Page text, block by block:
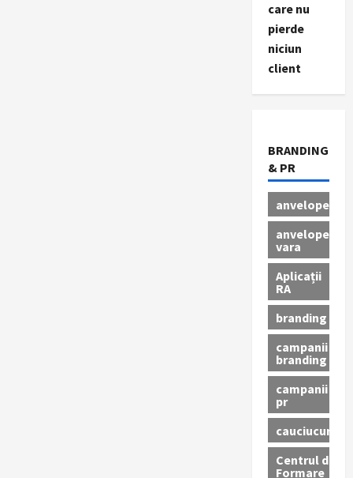
care nu
pierde
niciun
client
BRANDING
& PR
anvelope
anvelope
vara
Aplicații
RA
branding
campanii
branding
campanii
pr
cauciucuri
Centrul de
Formare